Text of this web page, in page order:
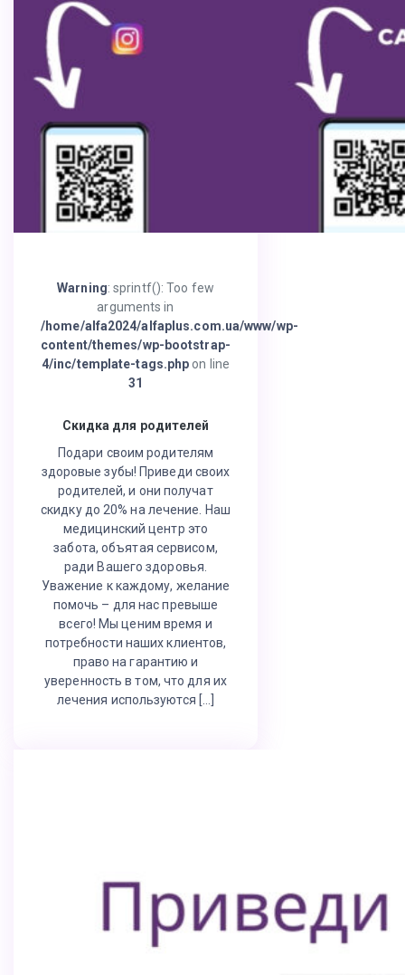
Warning: sprintf(): Too few
arguments in
/home/alfa2024/alfaplus.com.ua/www/wp-
content/themes/wp-bootstrap-
4/inc/template-tags.php on line
31
Скидка для родителей
Подари своим родителям
здоровые зубы! Приведи своих
родителей, и они получат
скидку до 20% на лечение. Наш
медицинский центр это
забота, объятая сервисом,
ради Вашего здоровья.
Уважение к каждому, желание
помочь – для нас превыше
всего! Мы ценим время и
потребности наших клиентов,
право на гарантию и
уверенность в том, что для их
лечения используются […]